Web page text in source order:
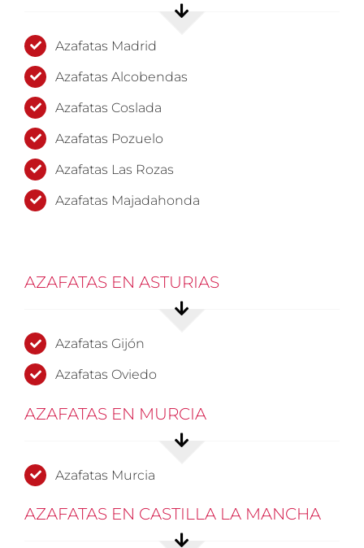
Azafatas Madrid
Azafatas Alcobendas
Azafatas Coslada
Azafatas Pozuelo
Azafatas Las Rozas
Azafatas Majadahonda
AZAFATAS EN ASTURIAS
Azafatas Gijón
Azafatas Oviedo
AZAFATAS EN MURCIA
Azafatas Murcia
AZAFATAS EN CASTILLA LA MANCHA